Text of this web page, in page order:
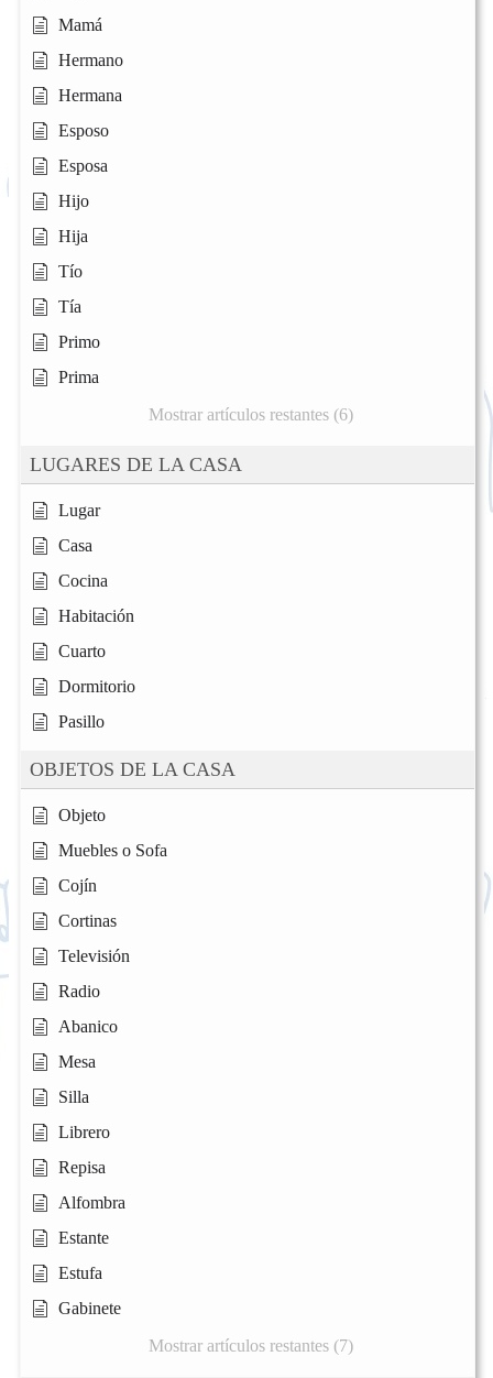
Mamá
Hermano
Hermana
Esposo
Esposa
Hijo
Hija
Tío
Tía
Primo
Prima
Mostrar artículos restantes (6)
LUGARES DE LA CASA
Lugar
Casa
Cocina
Habitación
Cuarto
Dormitorio
Pasillo
OBJETOS DE LA CASA
Objeto
Muebles o Sofa
Cojín
Cortinas
Televisión
Radio
Abanico
Mesa
Silla
Librero
Repisa
Alfombra
Estante
Estufa
Gabinete
Mostrar artículos restantes (7)